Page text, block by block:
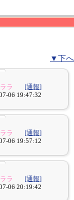
▼下へ
ラ
[通報]
06 19:47:32
ラ
[通報]
06 19:57:12
ラ
[通報]
06 20:19:42